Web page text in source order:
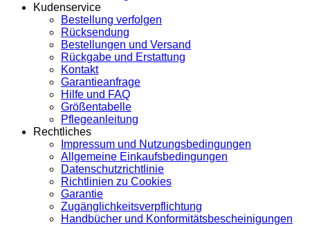
Kudenservice
Bestellung verfolgen
Rücksendung
Bestellungen und Versand
Rückgabe und Erstattung
Kontakt
Garantieanfrage
Hilfe und FAQ
Größentabelle
Pflegeanleitung
Rechtliches
Impressum und Nutzungsbedingungen
Allgemeine Einkaufsbedingungen
Datenschutzrichtlinie
Richtlinien zu Cookies
Garantie
Zugänglichkeitsverpflichtung
Handbücher und Konformitätsbescheinigungen